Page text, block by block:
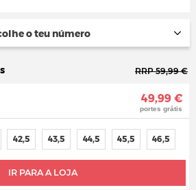
o teu número
RRP 59,99 €
49,99 €
portes grátis
IR PARA A LOJA
42,5 43,5 44,5 45,5 46,5